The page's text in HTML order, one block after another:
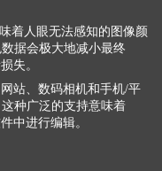
着人眼无法感知的图像颜
据会极大地减小最终
失。
站、数码相机和手机/平
种广泛的支持意味着
中进行编辑。